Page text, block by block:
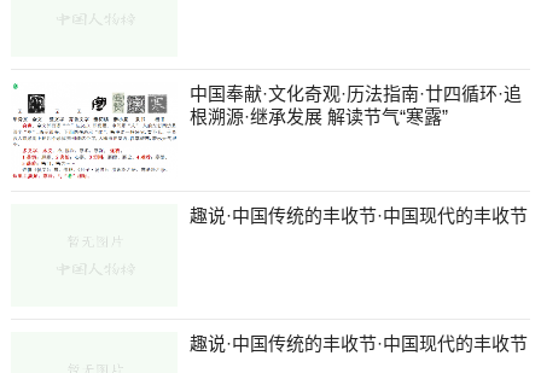
中国奉献·文化奇观·历法指南·廿四循环·追
根溯源·继承发展 解读节气“寒露”
趣说·中国传统的丰收节·中国现代的丰收节
趣说·中国传统的丰收节·中国现代的丰收节